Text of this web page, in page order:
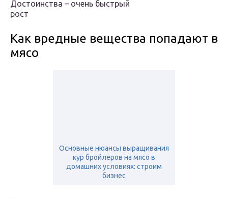
Достоинства – очень быстрый
рост
Как вредные вещества попадают в
мясо
Основные нюансы выращивания
кур бройлеров на мясо в
домашних условиях: строим
бизнес